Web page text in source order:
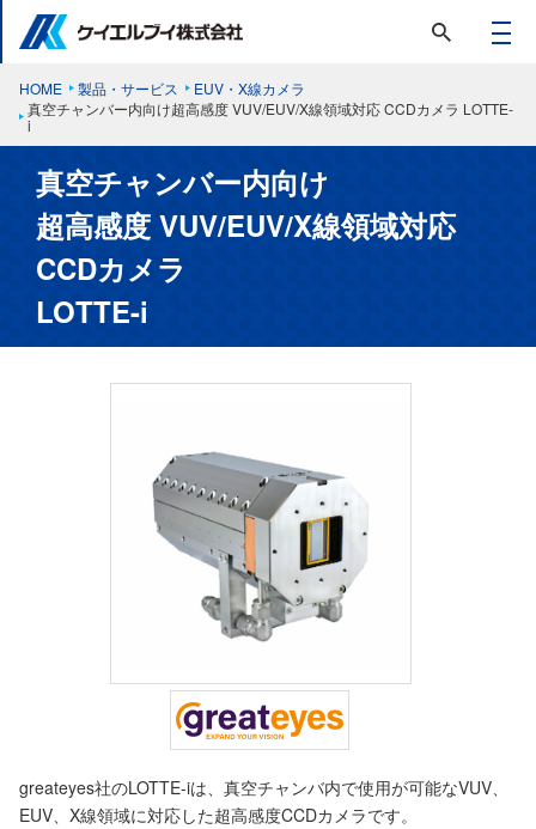
HOME 製品・サービス
EUV・X線カメラ
真空チャンバー内向け超高感度 VUV/EUV/X線領域対応 CCDカメラ LOTTE-
i
真空チャンバー内向け
超高感度 VUV/EUV/X線領域対応
CCDカメラ
LOTTE-i
greateyes社のLOTTE-iは、真空チャンバ内で使用が可能なVUV、
EUV、X線領域に対応した超高感度CCDカメラです。